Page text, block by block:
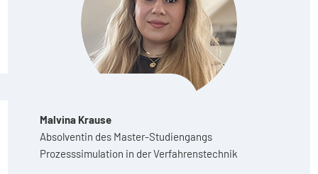
Malvina Krause
Absolventin des Master-Studiengangs
Prozesssimulation in der Verfahrenstechnik